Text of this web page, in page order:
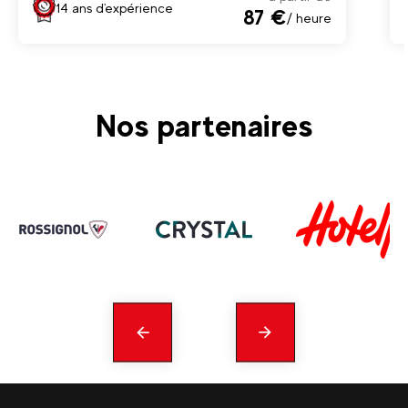
14 ans d'expérience 87 €/ heure
Nos partenaires
Précédent
En
savoir